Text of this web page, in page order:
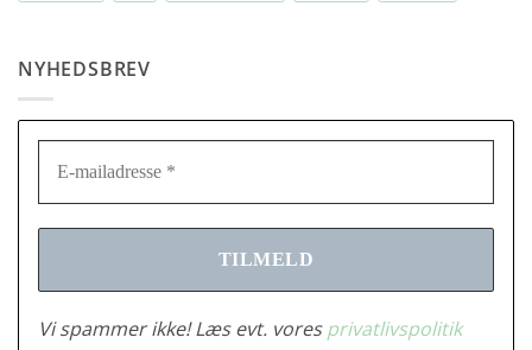
NYHEDSBREV
Vi spammer ikke! Læs evt. voresprivatlivspolitik